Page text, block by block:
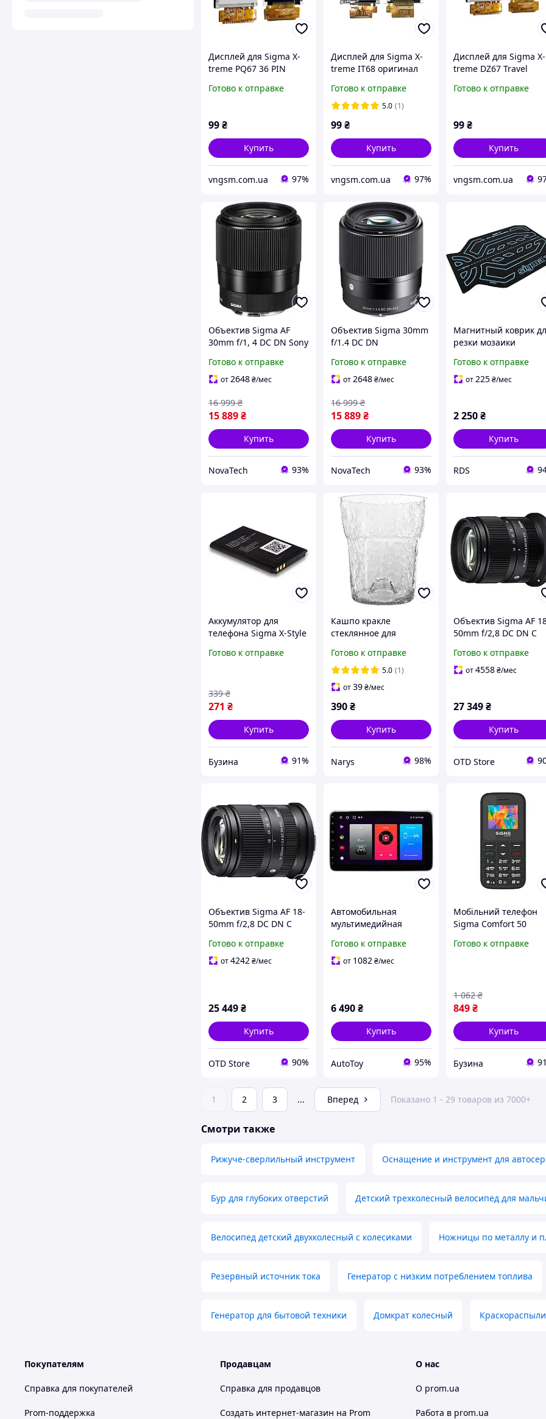
Дисплей для Sigma X-
treme PQ67 36 PIN
Готово к отправке
99₴
Купить
vngsm.com.ua 97%
Дисплей для Sigma Х-
treme IT68 оригинал
Готово к отправке
5.0 (1)
99₴
Купить
vngsm.com.ua 97%
Дисплей для Sigma X-
treme DZ67 Travel
Готово к отправке
99₴
Купить
vngsm.com.ua
Объектив Sigma AF
30mm f/1, 4 DC DN Sony
Готово к отправке
от2648₴/мес
15 889₴
16 999 ₴
Купить
NovaTech 93%
Объектив Sigma 30mm
f/1.4 DC DN
Готово к отправке
от2648₴/мес
15 889₴
16 999 ₴
Купить
NovaTech 93%
Магнитный коврик
резки мозаики
337х486 мм для Sigma
Serie 4 (064B2)
Готово к отправке
от225₴/мес
2 250₴
Купить
RDS
Аккумулятор для
телефона Sigma X-Style
аккумуляторная
Готово к отправке
271 ₴
339 ₴
Купить
Бузина 91%
Кашпо кракле
стеклянное для
Прозрачный
Готово к отправке
5.0 (1)
от39₴/мес
390₴
Купить
Narys 98%
Объектив Sigma AF
50mm f/2,8 DC DN C
Готово к отправке
от4558₴/мес
27 349₴
Купить
OTD Store
Объектив Sigma AF 18-
50mm f/2,8 DC DN C
Готово к отправке
от4242₴/мес
25 449₴
Купить
OTD Store 90%
Автомобильная
мультимедийная
2+32 Gb 1Din 10
Готово к отправке
от 1082₴/мес
6 490₴
Купить
AutoToy 95%
Мобільний телефон
Sigma Comfort 50
(4827798120910)
Готово к отправке
849₴
1 062 ₴
Купить
Бузина
1 2 3 ... Вперед Показано 1 - 29 товаров из 7000+
Смотри также
Рижуче-сверлильный инструмент Оснащение и инструмент для
Бур для глубоких отверстий Детский трехколесный велосипед для
Велосипед детский двухколесный с колесиками Ножницы по металлу и
Резервный источник тока Генератор с низким потреблением топлива
Генератор для бытовой техники Домкрат колесный
Покупателям
Справка для покупателей
Prom-поддержка
Продавцам
Справка для продавцов
Создать интернет-магазин на Prom
О нас
О prom.ua
Работа в prom.ua